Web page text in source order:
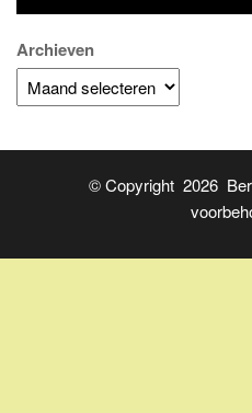
Archieven
© Copyright 2026